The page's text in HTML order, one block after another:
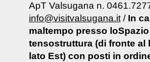
ApT Valsugana n.
info@visitvalsugana.it/ In
maltempo presso
tensostruttura (di fronte al
lato Est) con posti in